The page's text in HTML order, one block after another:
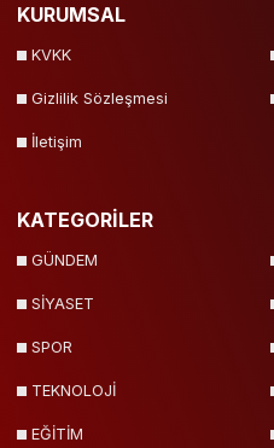
KURUMSAL
KVKK
Gizlilik Sözleşmesi
İletişim
KATEGORİLER
GÜNDEM
SİYASET
SPOR
TEKNOLOJİ
EĞİTİM